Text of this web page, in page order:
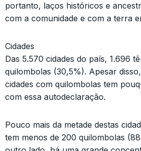
portanto, laços históricos e
com a comunidade e com a terra
Cidades
Das 5.570 cidades do país, 1.696
quilombolas (30,5%). Apesar
cidades com quilombolas tem
com essa autodeclaração.
Pouco mais da metade destas
tem menos de 200 quilombolas